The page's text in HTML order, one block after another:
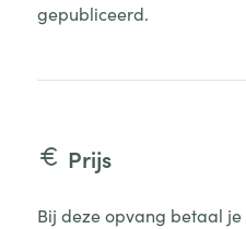
gepubliceerd.
Prijs
Bij deze opvang betaal